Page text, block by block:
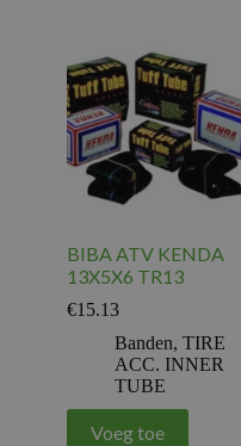
BIBA ATV KENDA
13X5X6 TR13
€15.13
Banden, TIRE
ACC. INNER
TUBE
Voeg toe